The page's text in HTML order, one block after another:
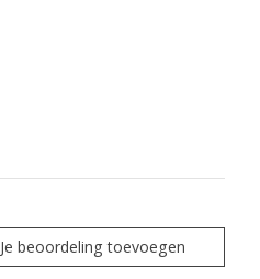
Je beoordeling toevoegen